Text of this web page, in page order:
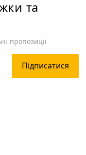
та
пропозиції
Підписатися